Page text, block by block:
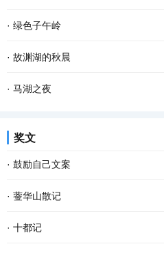
· 绿色子午岭
· 故渊湖的秋晨
· 马湖之夜
奖文
· 鼓励自己文案
· 蓥华山散记
· 十都记